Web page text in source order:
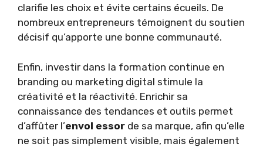
clarifie les choix et évite certains écueils. De
nombreux entrepreneurs témoignent du soutien
décisif qu’apporte une bonne communauté.
Enfin, investir dans la formation continue en
branding ou marketing digital stimule la
créativité et la réactivité. Enrichir sa
connaissance des tendances et outils permet
d’affûter l’envol essor de sa marque, afin qu’elle
ne soit pas simplement visible, mais également